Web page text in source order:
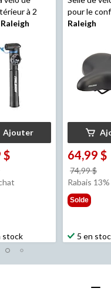
à 2
Raleigh
Ajouter
$
était
stock
pour le
Raleigh
64,99 $
74,99 $
Rabais 13%
Solde
5 en